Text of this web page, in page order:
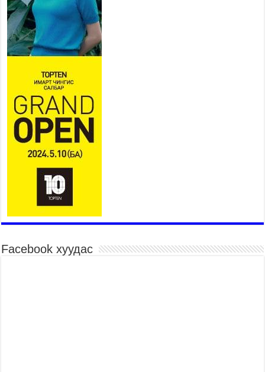
ээлжит хуралдаан боллоо
2026 оны 7 сар 21 / 16 цаг 43 минут
Ерөнхий сайд Н.Учрал БНХАУ-аас Монгол Улсад
суугаа Элчин сайд Шэнь Миньжюанийг хүлээн
авч уулзав
2026 оны 7 сар 21 / 16 цаг 39 минут
БҮГД НАЙРАМДАХ ТАЖИКИСТАН УЛСТАЙ
ЭДИЙН ЗАСГИЙН ХАМТЫН АЖИЛЛАГААГ
ӨРГӨЖҮҮЛНЭ
2026 оны 7 сар 21 / 16 цаг 34 минут
26,992 суралцагч хотхоны бага сургуульд, 8100
суралцагч төрөлжсөн ахлах сургуульд
2026 оны 7 сар 21 / 13 цаг 43 минут
COP17 хурлын үеэрх замын хөдөлгөөн, нийтийн
тээврийн зохицуулалт, сургууль, цэцэрлэг, зах,
худалдааны төвийн ажиллах хуваарийг гаргаж,
иргэдэд мэдээлэхийг үүрэг болголоо
Гэр бүлийн хэрэг шүүхэд хянан шийдвэрлэх
Facebook хуудас